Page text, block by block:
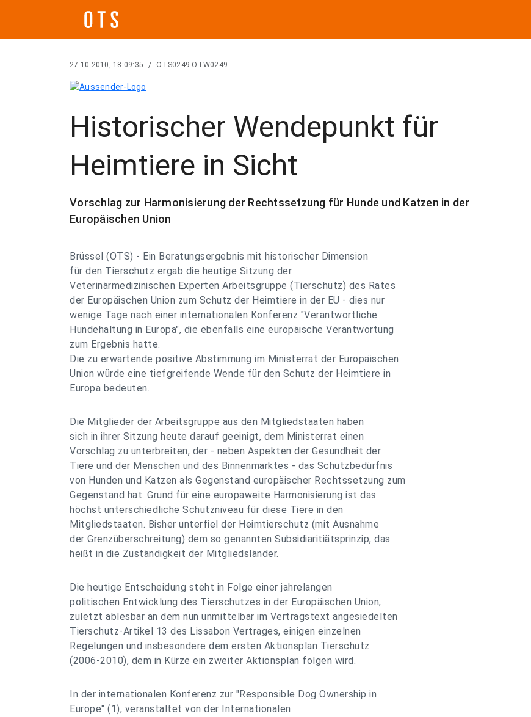
27.10.2010, 18:09:35 / OTS0249 OTW0249
Historischer Wendepunkt für
Heimtiere in Sicht
Vorschlag zur Harmonisierung der Rechtssetzung für Hunde und Katzen in der
Europäischen Union
Brüssel (OTS) - Ein Beratungsergebnis mit historischer Dimension
für den Tierschutz ergab die heutige Sitzung der
Veterinärmedizinischen Experten Arbeitsgruppe (Tierschutz) des Rates
der Europäischen Union zum Schutz der Heimtiere in der EU - dies nur
wenige Tage nach einer internationalen Konferenz "Verantwortliche
Hundehaltung in Europa", die ebenfalls eine europäische Verantwortung
zum Ergebnis hatte.
Die zu erwartende positive Abstimmung im Ministerrat der Europäischen
Union würde eine tiefgreifende Wende für den Schutz der Heimtiere in
Europa bedeuten.
Die Mitglieder der Arbeitsgruppe aus den Mitgliedstaaten haben
sich in ihrer Sitzung heute darauf geeinigt, dem Ministerrat einen
Vorschlag zu unterbreiten, der - neben Aspekten der Gesundheit der
Tiere und der Menschen und des Binnenmarktes - das Schutzbedürfnis
von Hunden und Katzen als Gegenstand europäischer Rechtssetzung zum
Gegenstand hat. Grund für eine europaweite Harmonisierung ist das
höchst unterschiedliche Schutzniveau für diese Tiere in den
Mitgliedstaaten. Bisher unterfiel der Heimtierschutz (mit Ausnahme
der Grenzüberschreitung) dem so genannten Subsidiaritiätsprinzip, das
heißt in die Zuständigkeit der Mitgliedsländer.
Die heutige Entscheidung steht in Folge einer jahrelangen
politischen Entwicklung des Tierschutzes in der Europäischen Union,
zuletzt ablesbar an dem nun unmittelbar im Vertragstext angesiedelten
Tierschutz-Artikel 13 des Lissabon Vertrages, einigen einzelnen
Regelungen und insbesondere dem ersten Aktionsplan Tierschutz
(2006-2010), dem in Kürze ein zweiter Aktionsplan folgen wird.
In der internationalen Konferenz zur "Responsible Dog Ownership in
Europe" (1), veranstaltet von der Internationalen